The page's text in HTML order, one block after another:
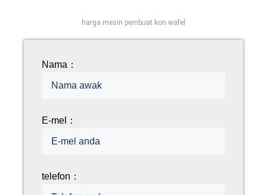
harga mesin pembuat kon wafel
Nama：
E-mel：
telefon：